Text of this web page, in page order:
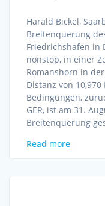
Harald Bickel,
Breitenquerung
Friedrichshafen in
nonstop, in einer
Romanshorn in
Distanz von
Bedingungen,
GER, ist am 31.
Breitenquerung
Read more